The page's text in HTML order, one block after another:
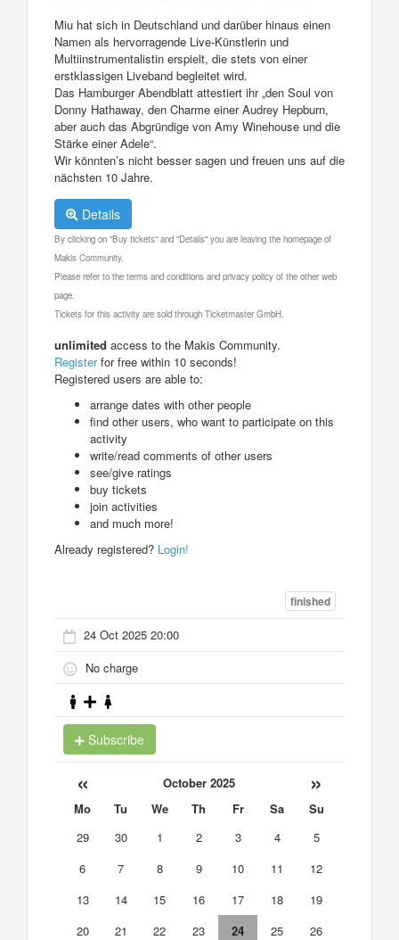
Miu hat sich in Deutschland und darüber hinaus einen
Namen als hervorragende Live-Künstlerin und
Multiinstrumentalistin erspielt, die stets von einer
erstklassigen Liveband begleitet wird.
Das Hamburger Abendblatt attestiert ihr „den Soul von
Donny Hathaway, den Charme einer Audrey Hepburn,
aber auch das Abgründige von Amy Winehouse und die
Stärke einer Adele“.
Wir könnten’s nicht besser sagen und freuen uns auf die
nächsten 10 Jahre.
Details
By clicking on "Buy tickets" and "Details" you are leaving the homepage of
Makis Community.
Please refer to the terms and conditions and privacy policy of the other web
page.
Tickets for this activity are sold through Ticketmaster GmbH.
unlimited access to the Makis Community.
Registerfor free within 10 seconds!
Registered users are able to:
arrange dates with other people
find other users, who want to participate on this
activity
write/read comments of other users
see/give ratings
buy tickets
join activities
and much more!
Already registered? Login!
finished
24 Oct 2025 20:00
No charge
Subscribe
« October 2025 »
Mo Tu We Th Fr Sa
Su
29
30 1 2 3 4
5
6
7 8 9 10 11
12
13
14 15 16 17 18
19
20
21 22 23 24 25
26